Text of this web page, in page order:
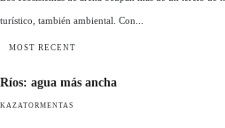
turístico, también ambiental. Con...
MOST RECENT
Ríos: agua más ancha
KAZATORMENTAS